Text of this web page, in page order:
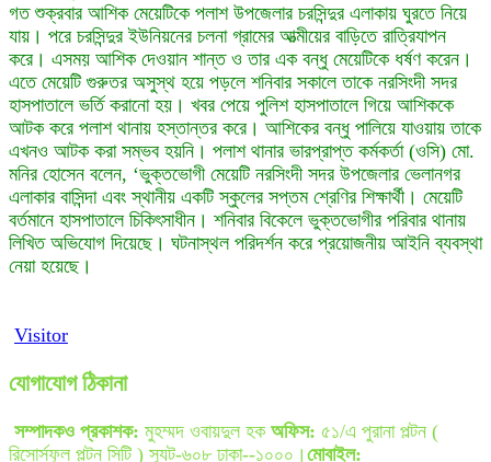
গত শুক্রবার আশিক মেয়েটিকে পলাশ উপজেলার চরসিন্দুর এলাকায় ঘুরতে নিয়ে
যায়। পরে চরসিন্দুর ইউনিয়নের চলনা গ্রামের আত্মীয়ের বাড়িতে রাত্রিযাপন
করে। এসময় আশিক দেওয়ান শান্ত ও তার এক বন্ধু মেয়েটিকে ধর্ষণ করেন।
এতে মেয়েটি গুরুতর অসুস্থ হয়ে পড়লে শনিবার সকালে তাকে নরসিংদী সদর
হাসপাতালে ভর্তি করানো হয়। খবর পেয়ে পুলিশ হাসপাতালে গিয়ে আশিককে
আটক করে পলাশ থানায় হস্তান্তর করে। আশিকের বন্ধু পালিয়ে যাওয়ায় তাকে
এখনও আটক করা সম্ভব হয়নি। পলাশ থানার ভারপ্রাপ্ত কর্মকর্তা (ওসি) মো.
মনির হোসেন বলেন, ‘ভুক্তভোগী মেয়েটি নরসিংদী সদর উপজেলার ভেলানগর
এলাকার বাসিন্দা এবং স্থানীয় একটি স্কুলের সপ্তম শ্রেণির শিক্ষার্থী। মেয়েটি
বর্তমানে হাসপাতালে চিকিৎসাধীন। শনিবার বিকেলে ভুক্তভোগীর পরিবার থানায়
লিখিত অভিযোগ দিয়েছে। ঘটনাস্থল পরিদর্শন করে প্রয়োজনীয় আইনি ব্যবস্থা
নেয়া হয়েছে।
Visitor
যোগাযোগ ঠিকানা
সম্পাদকও প্রকাশক: মুহম্মদ ওবায়দুল হক অফিস: ৫১/এ পুরানা পল্টন (
রিসোর্সফুল পল্টন সিটি ) স্যুট-৬০৮ ঢাকা--১০০০। মোবাইল: